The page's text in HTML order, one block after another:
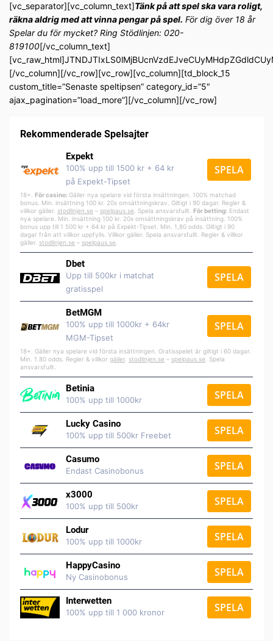
[vc_separator][vc_column_text]Tänk på att spel ska vara roligt,
räkna aldrig med att vinna pengar på spel. För dig över 18 år
Spelar du för mycket? Ring Stödlinjen: 020-
819100[/vc_column_text]
[/vc_column][/vc_row][vc_row][vc_column][td_block_15
custom_title=”Senaste speltipsen” category_id=”5″
ajax_pagination=”load_more”][/vc_column][/vc_row]
Rekommenderade Spelsajter
Expekt
100% upp till 1500 kr + 64 kr
på Expekt-Tipset
SPELA
18+. För casino: Gäller nya spelare vid första insättningen. 100% matchad
bonus. Min. insättning 100 kr. 20x omsättningskrav. Giltigt i 90 dagar. Regler &
villkor gäller. stodlinjen.se – spelpaus.se . Spela ansvarsfullt. För betting: Endast
nya spelare. Min. insättning 100 kr. 20x omsättningskrav på insättning. 100%
bonus upp till 1 500 kr + 64 kr på Expekt-Tipset. Min. 1,80 odds. Giltigt i 90
dagar från att villkor uppfylls. Villkor gäller. Spela ansvarsfullt. Regler & villkor
gäller. stodlinjen.se – spelpaus.se
Dbet
Upp till 500kr i matchat
gratisspel
SPELA
BetMGM
100% upp till 1000kr + 64kr
MGM-Tipset
SPELA
18+. Gäller nya spelare vid första insättningen. Gratisspelet är giltigt i 60 dagar.
Min. 1.80 odds. Regler & villkor gäller stodlinjen.se – spelpaus.se . Spela
ansvarsfullt.
Betinia
100% upp till 1000kr SPELA
Lucky Casino
100% upp till 500kr Freebet SPELA
Casumo
Endast Casinobonus SPELA
x3000
100% upp till 500kr SPELA
Lodur
100% upp till 1000kr SPELA
HappyCasino
Ny Casinobonus SPELA
Interwetten
100% upp till 1 000 kronor SPELA